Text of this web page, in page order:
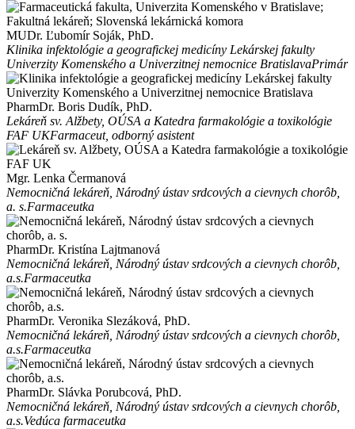
MUDr. Ľubomír Soják, PhD.
Klinika infektológie a geografickej medicíny Lekárskej fakulty
Univerzity Komenského a Univerzitnej nemocnice BratislavaPrimár
PharmDr. Boris Dudík, PhD.
Lekáreň sv. Alžbety, OÚSA a Katedra farmakológie a toxikológie
FAF UKFarmaceut, odborný asistent
Mgr. Lenka Čermanová
Nemocničná lekáreň, Národný ústav srdcových a cievnych chorôb,
a. s.Farmaceutka
PharmDr. Kristína Lajtmanová
Nemocničná lekáreň, Národný ústav srdcových a cievnych chorôb,
a.s.Farmaceutka
PharmDr. Veronika Slezáková, PhD.
Nemocničná lekáreň, Národný ústav srdcových a cievnych chorôb,
a.s.Farmaceutka
PharmDr. Slávka Porubcová, PhD.
Nemocničná lekáreň, Národný ústav srdcových a cievnych chorôb,
a.s.Vedúca farmaceutka